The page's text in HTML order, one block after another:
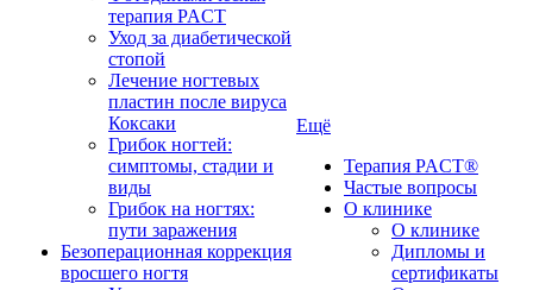
терапия PACT
Уход за диабетической
стопой
Лечение ногтевых
пластин после вируса
Коксаки
Грибок ногтей:
симптомы, стадии и
виды
Грибок на ногтях:
пути заражения
Безоперационная коррекция
вросшего ногтя
Ещё
Терапия PACT®
Частые вопросы
О клинике
О клинике
Дипломы и
сертификаты